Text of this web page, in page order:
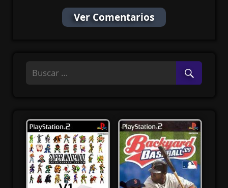
Ver Comentarios